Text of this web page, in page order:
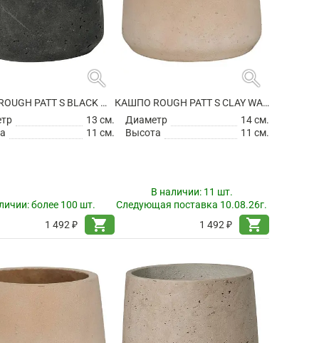
search
КАШПО ROUGH PATT S BLACK WASHED
13 см.
11 см.
более 100 шт.
1 492 ₽
shopping_cart
search
КАШПО ROUGH PATT S CLAY WASHED
Диаметр
14 см.
Высота
11 см.
В наличии: 11 шт.
Следующая поставка 10.08.26г.
1 492 ₽
shopping_cart